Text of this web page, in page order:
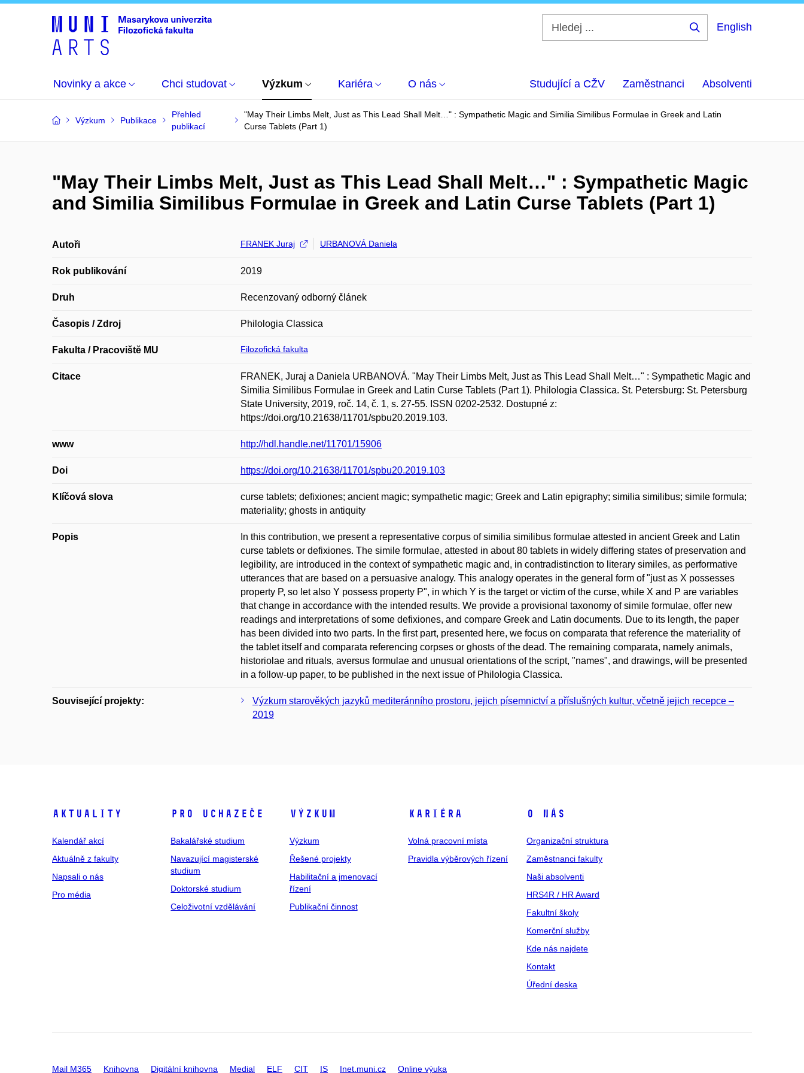
English
Novinky a akce Chci studovat Výzkum Kariéra O nás Studující a CŽV Zaměstnanci Absolventi
Výzkum Publikace
Přehled
publikací
"May Their Limbs Melt, Just as This Lead Shall Melt…" : Sympathetic Magic and Similia Similibus Formulae in Greek and Latin
Curse Tablets (Part 1)
"May Their Limbs Melt, Just as This Lead Shall Melt…" : Sympathetic Magic
and Similia Similibus Formulae in Greek and Latin Curse Tablets (Part 1)
Autoři FRANEK Juraj URBANOVÁ Daniela
Rok publikování 2019
Druh Recenzovaný odborný článek
Časopis / Zdroj Philologia Classica
Fakulta / Pracoviště MU Filozofická fakulta
Citace
FRANEK, Juraj a Daniela URBANOVÁ. "May Their Limbs Melt, Just as This Lead Shall Melt…" : Sympathetic Magic and
Similia Similibus Formulae in Greek and Latin Curse Tablets (Part 1). Philologia Classica. St. Petersburg: St. Petersburg
State University, 2019, roč. 14, č. 1, s. 27-55. ISSN 0202-2532. Dostupné z:
https://doi.org/10.21638/11701/spbu20.2019.103.
www http://hdl.handle.net/11701/15906
Doi https://doi.org/10.21638/11701/spbu20.2019.103
Klíčová slova
curse tablets; defixiones; ancient magic; sympathetic magic; Greek and Latin epigraphy; similia similibus; simile formula;
materiality; ghosts in antiquity
Popis
In this contribution, we present a representative corpus of similia similibus formulae attested in ancient Greek and Latin
curse tablets or defixiones. The simile formulae, attested in about 80 tablets in widely differing states of preservation and
legibility, are introduced in the context of sympathetic magic and, in contradistinction to literary similes, as performative
utterances that are based on a persuasive analogy. This analogy operates in the general form of "just as X possesses
property P, so let also Y possess property P", in which Y is the target or victim of the curse, while X and P are variables
that change in accordance with the intended results. We provide a provisional taxonomy of simile formulae, offer new
readings and interpretations of some defixiones, and compare Greek and Latin documents. Due to its length, the paper
has been divided into two parts. In the first part, presented here, we focus on comparata that reference the materiality of
the tablet itself and comparata referencing corpses or ghosts of the dead. The remaining comparata, namely animals,
historiolae and rituals, aversus formulae and unusual orientations of the script, "names", and drawings, will be presented
in a follow-up paper, to be published in the next issue of Philologia Classica.
Související projekty:
Výzkum starověkých jazyků mediteránního prostoru, jejich písemnictví a příslušných kultur, včetně jejich recepce –
2019
Aktuality
Kalendář akcí
Aktuálně z fakulty
Napsali o nás
Pro média
Pro uchazeče
Bakalářské studium
Navazující magisterské
studium
Doktorské studium
Celoživotní vzdělávání
Výzkum
Výzkum
Řešené projekty
Habilitační a jmenovací
řízení
Publikační činnost
Kariéra
Volná pracovní místa
Pravidla výběrových řízení
O nás
Organizační struktura
Zaměstnanci fakulty
Naši absolventi
HRS4R / HR Award
Fakultní školy
Komerční služby
Kde nás najdete
Kontakt
Úřední deska
Mail M365 Knihovna Digitální knihovna Medial ELF CIT IS Inet.muni.cz Online výuka